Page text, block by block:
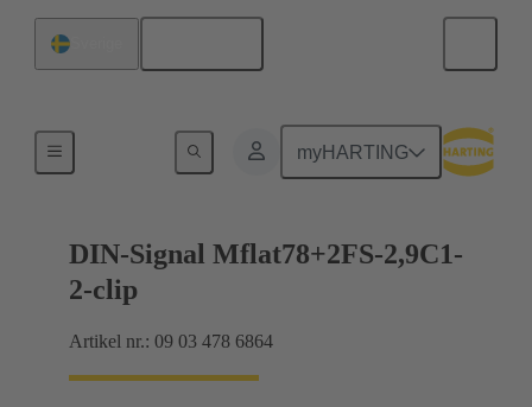
myHARTING
Förbindning moderkort till dotterkort
DIN-Signal Mflat78+2FS-2,9C1-
2-clip
Artikel nr.: 09 03 478 6864